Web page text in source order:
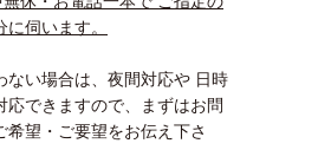
伺います。
ない場合は、夜間対応や 日時
応できますので、まずはお問
希望・ご要望をお伝え下さ